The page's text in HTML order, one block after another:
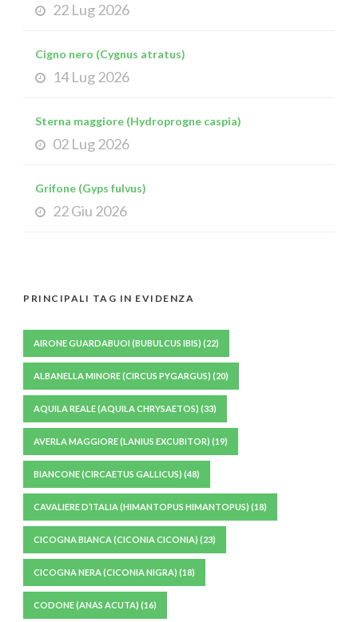
22 Lug 2026
Cigno nero (Cygnus atratus)
14 Lug 2026
Sterna maggiore (Hydroprogne caspia)
02 Lug 2026
Grifone (Gyps fulvus)
22 Giu 2026
PRINCIPALI TAG IN EVIDENZA
AIRONE GUARDABUOI (BUBULCUS IBIS) (22)
ALBANELLA MINORE (CIRCUS PYGARGUS) (20)
AQUILA REALE (AQUILA CHRYSAETOS) (33)
AVERLA MAGGIORE (LANIUS EXCUBITOR) (19)
BIANCONE (CIRCAETUS GALLICUS) (48)
CAVALIERE D’ITALIA (HIMANTOPUS HIMANTOPUS) (18)
CICOGNA BIANCA (CICONIA CICONIA) (23)
CICOGNA NERA (CICONIA NIGRA) (18)
CODONE (ANAS ACUTA) (16)